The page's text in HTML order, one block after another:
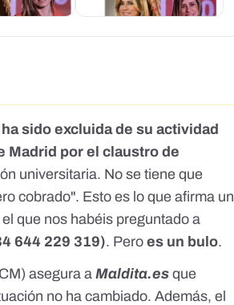
ha sido excluida de su actividad
Madrid por el claustro de
universitaria. No se tiene que
cobrado". Esto es lo que afirma un
que nos habéis preguntado a
644 229 319). Peroes un bulo.
asegura aMaldita.es que
no ha cambiado. Además, el